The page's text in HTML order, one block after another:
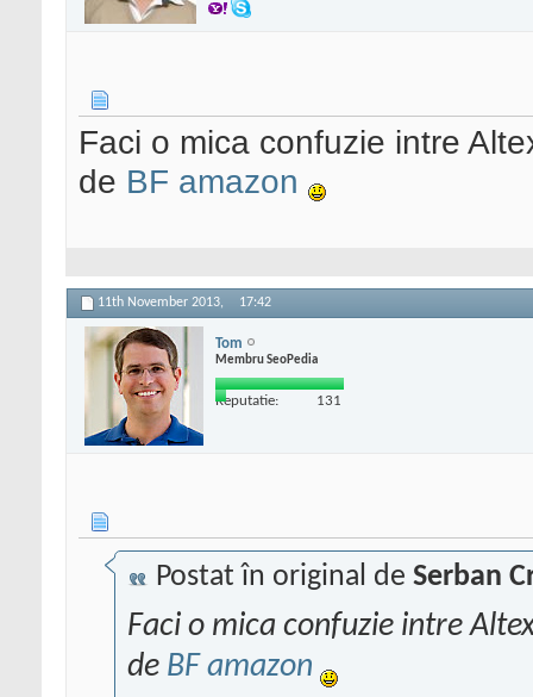
Faci o mica confuzie intre
de BF amazon
11th November 2013, 17:42
Tom
Membru SeoPedia
Reputatie: 131
Postat în original de Serban
Faci o mica confuzie intre
de BF amazon